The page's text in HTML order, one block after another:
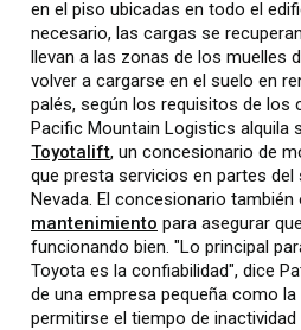
en el piso ubicadas en todo el
necesario, las cargas se
llevan a las zonas de los muelles
volver a cargarse en el suelo en
palés, según los requisitos de los
Pacific Mountain Logistics alquila
Toyotalift, un concesionario de
que presta servicios en partes del
Nevada. El concesionario también
mantenimiento para asegurar
funcionando bien. "Lo principal
Toyota es la confiabilidad", dice
de una empresa pequeña como
permitirse el tiempo de